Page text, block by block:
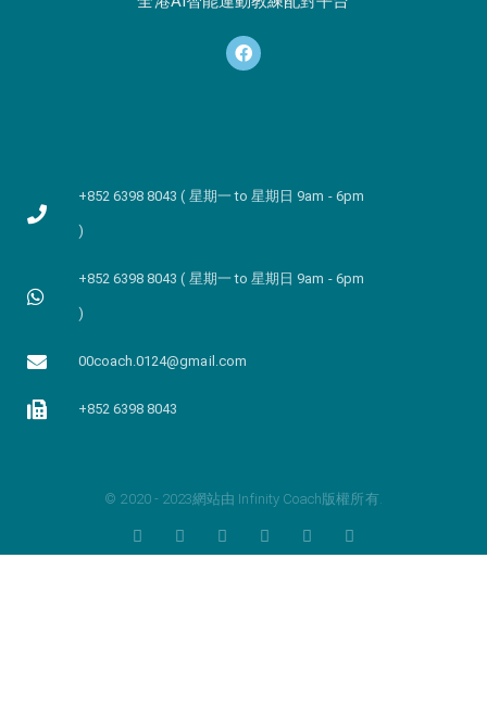
+852 6398 8043 ( 星期一 to 星期日 9am - 6pm
)
+852 6398 8043 ( 星期一 to 星期日 9am - 6pm
)
00coach.0124@gmail.com
+852 6398 8043
© 2020 - 2023網站由 Infinity Coach版權所有.